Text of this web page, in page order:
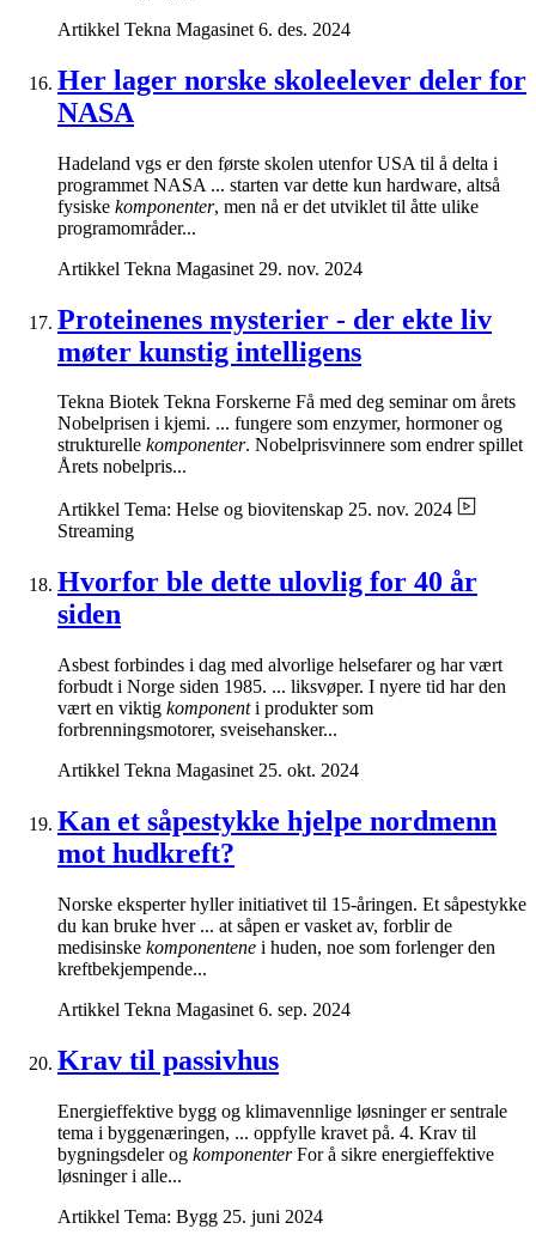
Artikkel Tekna Magasinet 6. des. 2024
Her lager norske skoleelever deler for
NASA
Hadeland vgs er den første skolen utenfor USA til å delta i
programmet NASA ... starten var dette kun hardware, altså
fysiske komponenter, men nå er det utviklet til åtte ulike
programområder...
Artikkel Tekna Magasinet 29. nov. 2024
Proteinenes mysterier - der ekte liv
møter kunstig intelligens
Tekna Biotek Tekna Forskerne Få med deg seminar om årets
Nobelprisen i kjemi. ... fungere som enzymer, hormoner og
strukturelle komponenter. Nobelprisvinnere som endrer spillet
Årets nobelpris...
Artikkel Tema: Helse og biovitenskap 25. nov. 2024
Streaming
Hvorfor ble dette ulovlig for 40 år
siden
Asbest forbindes i dag med alvorlige helsefarer og har vært
forbudt i Norge siden 1985. ... liksvøper. I nyere tid har den
vært en viktig komponenti produkter som
forbrenningsmotorer, sveisehansker...
Artikkel Tekna Magasinet 25. okt. 2024
Kan et såpestykke hjelpe nordmenn
mot hudkreft?
Norske eksperter hyller initiativet til 15-åringen. Et såpestykke
du kan bruke hver ... at såpen er vasket av, forblir de
medisinske komponentene i huden, noe som forlenger den
kreftbekjempende...
Artikkel Tekna Magasinet 6. sep. 2024
Krav til passivhus
Energieffektive bygg og klimavennlige løsninger er sentrale
tema i byggenæringen, ... oppfylle kravet på. 4. Krav til
bygningsdeler og komponenterFor å sikre energieffektive
løsninger i alle...
Artikkel Tema: Bygg 25. juni 2024